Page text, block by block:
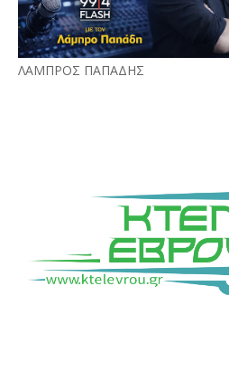
ΛΑΜΠΡΟΣ ΠΑΠΑΔΗΣ